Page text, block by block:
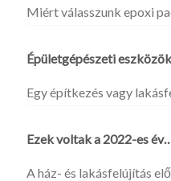
Miért válasszunk epoxi
Épületgépészeti
Egy építkezés vagy
Ezek voltak a 2022-es
A ház- és lakásfelújítás